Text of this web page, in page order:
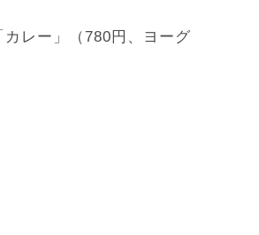
レー」（780円、ヨーグ